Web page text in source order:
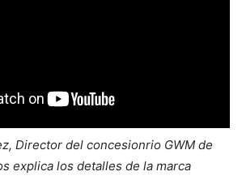
Director del concesionrio GWM de
explica los detalles de la marca